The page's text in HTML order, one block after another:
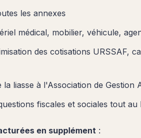
les annexes
médical, mobilier, véhicule,
des cotisations URSSAF,
la liasse à l'Association de Gestion
fiscales et sociales tout au
en supplément :